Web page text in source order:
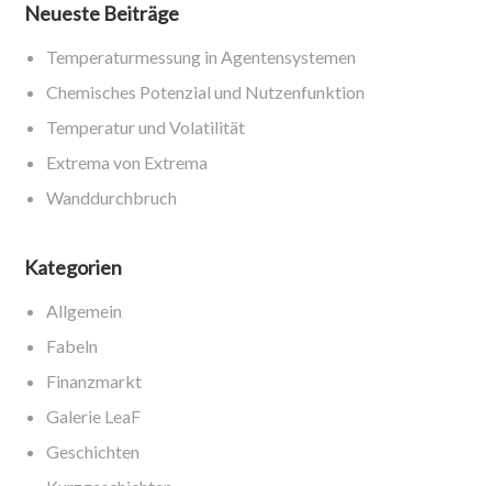
Neueste Beiträge
Temperaturmessung in Agentensystemen
Chemisches Potenzial und Nutzenfunktion
Temperatur und Volatilität
Extrema von Extrema
Wanddurchbruch
Kategorien
Allgemein
Fabeln
Finanzmarkt
Galerie LeaF
Geschichten